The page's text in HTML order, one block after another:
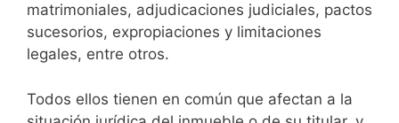
matrimoniales, adjudicaciones judiciales, pactos
sucesorios, expropiaciones y limitaciones
legales, entre otros.
Todos ellos tienen en común que afectan a la